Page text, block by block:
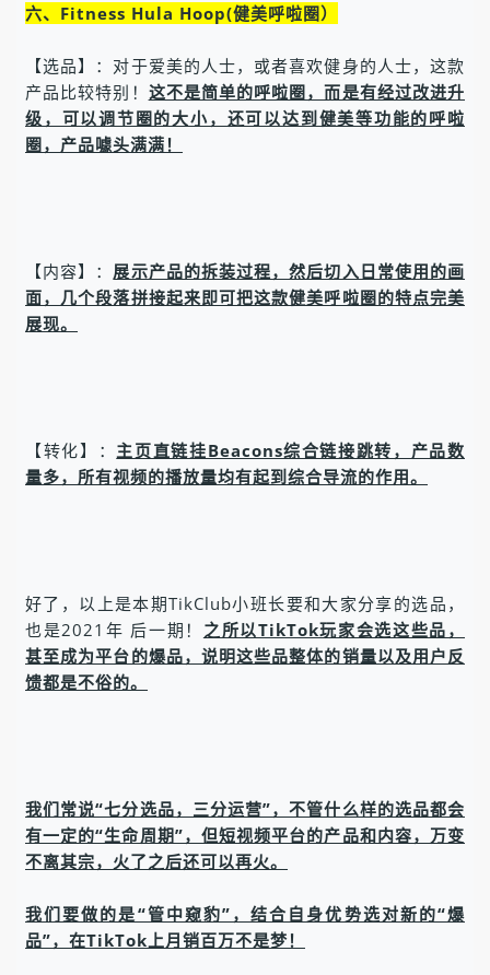
六、Fitness Hula Hoop(健美呼啦圈）
【选品】：对于爱美的人士，或者喜欢健身的人士，这款
产品比较特别！ 这不是简单的呼啦圈，而是有经过改进升
级，可以调节圈的大小，还可以达到健美等功能的呼啦
圈，产品噱头满满！
【内容】： 展示产品的拆装过程，然后切入日常使用的画
面，几个段落拼接起来即可把这款健美呼啦圈的特点完美
展现。
【转化】： 主页直链挂Beacons综合链接跳转，产品数
量多，所有视频的播放量均有起到综合导流的作用。
好了，以上是本期TikClub小班长要和大家分享的选品，
也是2021年 后一期！ 之所以TikTok玩家会选这些品，
甚至成为平台的爆品，说明这些品整体的销量以及用户反
馈都是不俗的。
我们常说“七分选品，三分运营”，不管什么样的选品都会
有一定的“生命周期”，但短视频平台的产品和内容，万变
不离其宗，火了之后还可以再火。
我们要做的是“管中窥豹”，结合自身优势选对新的“爆
品”，在TikTok上月销百万不是梦！